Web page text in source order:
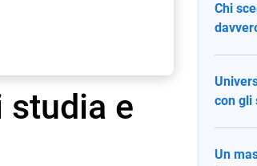
studia e
Chi
con gli
Un